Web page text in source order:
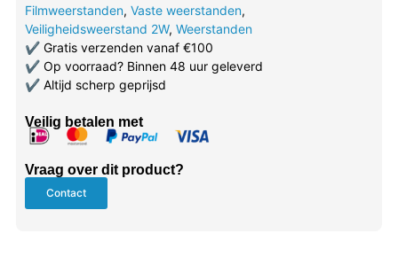
Filmweerstanden, Vaste weerstanden,
Veiligheidsweerstand 2W, Weerstanden
✔Gratis verzenden vanaf €100
✔Op voorraad? Binnen 48 uur geleverd
✔Altijd scherp geprijsd
Veilig betalen met
Vraag over dit product?
Contact